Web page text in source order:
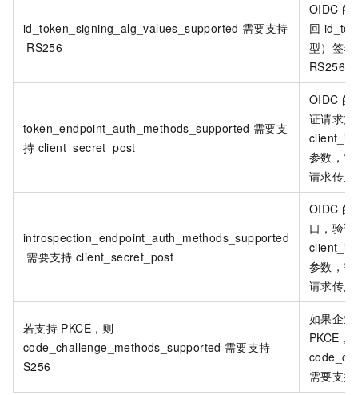
id_token_signing_alg_values_supported 需要支持
RS256
OIDC 的
回
型）签
RS256
token_endpoint_auth_methods_supported 需要支
持 client_secret_post
OIDC 的
证请求
client_id
参数，
请求传入
introspection_endpoint_auth_methods_supported
需要支持 client_secret_post
OIDC
口，验
client_id
参数，
请求传入
若支持 PKCE，则
code_challenge_methods_supported 需要支持
S256
如果企
PKCE，
需要支